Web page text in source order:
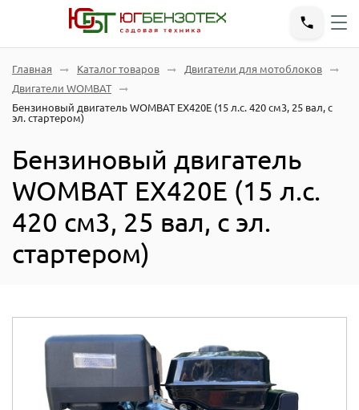
Главная Каталог товаров
Двигатели для мотоблоков
Двигатели WOMBAT
Бензиновый двигатель WOMBAT EX420Е (15 л.с. 420 см3, 25 вал, с
эл. стартером)
Бензиновый двигатель
WOMBAT EX420Е (15 л.с.
420 см3, 25 вал, с эл.
стартером)